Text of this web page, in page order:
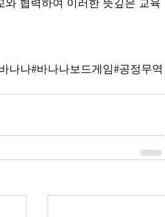
협력하여 이러한 뜻깊은 교육
나나#바나나보드게임#공정무역